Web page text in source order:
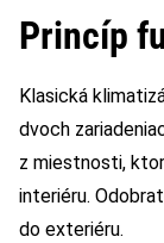
Princíp
Klasická
dvoch
z miestnosti,
interiéru.
do exteriéru.